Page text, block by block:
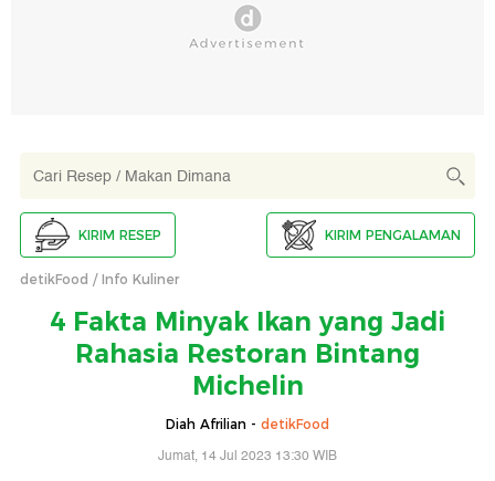
KIRIM RESEP KIRIM PENGALAMAN
detikFood Info Kuliner
4 Fakta Minyak Ikan yang Jadi
Rahasia Restoran Bintang
Michelin
Diah Afrilian - detikFood
Jumat, 14 Jul 2023 13:30 WIB